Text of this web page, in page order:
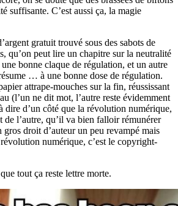
suffisante. C’est aussi ça, la magie
gratuit trouvé sous des sabots de
qu’on peut lire un chapitre sur la neutralité
bonne claque de régulation, et un autre
… à une bonne dose de régulation.
attrape-mouches sur la fin, réussissant
(l’un ne dit mot, l’autre reste évidemment
dire d’un côté que la révolution numérique,
de l’autre, qu’il va bien falloir rémunérer
gros droit d’auteur un peu revampé mais
numérique, c’est le copyright-
tout ça reste lettre morte.